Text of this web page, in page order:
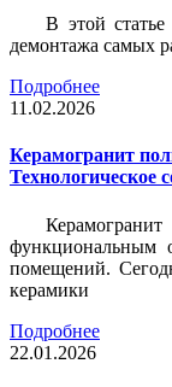
В этой
демонтажа самых
Подробнее
11.02.2026
Керамогранит
Технологическое
функциональным
помещений.
керамики
Подробнее
22.01.2026